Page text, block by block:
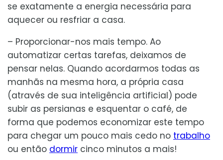
se exatamente a energia necessária para
aquecer ou resfriar a casa.
– Proporcionar-nos mais tempo. Ao
automatizar certas tarefas, deixamos de
pensar nelas. Quando acordarmos todas as
manhãs na mesma hora, a própria casa
(através de sua inteligência artificial) pode
subir as persianas e esquentar o café, de
forma que podemos economizar este tempo
para chegar um pouco mais cedo no trabalho
ou então dormir cinco minutos a mais!